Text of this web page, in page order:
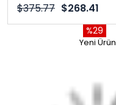
$268.41
$375.77
%29
Yeni Ürün